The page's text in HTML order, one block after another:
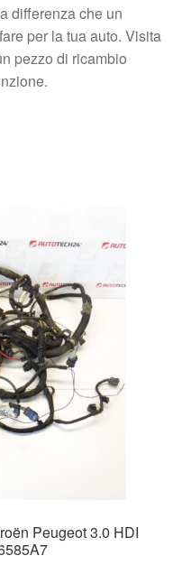
differenza che un
per la tua auto. Visita
pezzo di ricambio
Peugeot 3.0 HDI